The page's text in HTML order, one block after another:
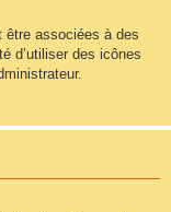
être associées à des
d’utiliser des icônes